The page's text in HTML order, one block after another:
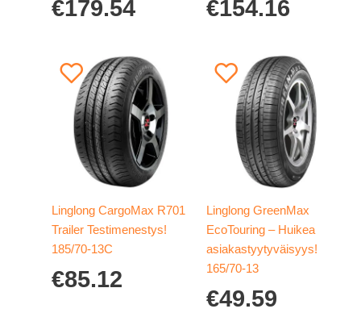
€179.54 €154.16
Linglong CargoMax R701
Trailer Testimenestys!
185/70-13C
€85.12
Linglong GreenMax
EcoTouring – Huikea
asiakastyytyväisyys!
165/70-13
€49.59